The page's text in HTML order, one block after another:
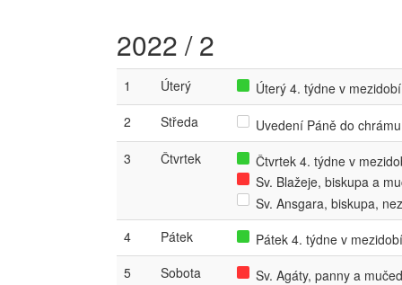
2022 / 2
1 Úterý
Úterý 4. týdne v
2
Středa
Uvedení Páně do
3
Čtvrtek
Čtvrtek 4. týdne v
Sv. Blažeje, biskupa a
Sv. Ansgara, biskupa,
4
Pátek
Pátek 4. týdne v
5
Sobota
Sv. Agáty, panny a